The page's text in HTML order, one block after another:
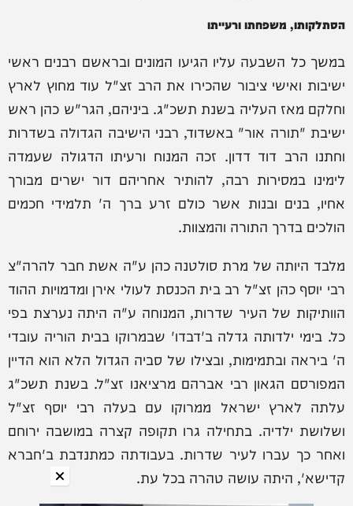
הסתלקותו, משפחתו ורעייתו
במשך כל השבעה עליו הגיעו המונים ובראשם רבנים ראשי
ישיבות ואישי ציבור שהכירו את הרב זצ"ל עוד מחוץ לארץ
וחלקם מאז העליה בשנת תשכ"ג. ביניהם, הגר"ש כהן ראש
ישיבת "תורה אור" באשדוד, רבני הישיבה הגדולה בשדרות
וחתנו הרב דוד דדון. זכה המנוח ורעיתו הדגולה שעמדה
לימינו במסירות רבה, להותיר אחריהם דור ישרים מבורך
אחיו, בנים ובנות אשר כולם זרע ברך ה' תלמידי חכמים
הולכים בדרך התורה והמצוות.
מלבד היותה של מרת סולטנה כהן ע"ה אשת חבר להרה"צ
רבי יוסף כהן זצ"ל רב בית הכנסת לעולי אירן ומדמויות ההוד
הוותיקות של העיר שדרות, המנוחה ע"ה היתה נערצת בפי
כל. בימי ילדותה גדלה ב'דבדו' שבמרוקו בבית הוריה עובדי
ה' ביראה ובתמימות, ובצילו של סביה הגדול הלא הוא הדיין
המפורסם הגאון רבי אברהם מרציאנו זצ"ל. בשנת תשכ"ג
עלתה לארץ ישראל ממרוקו עם בעלה רבי יוסף זצ"ל
ושלושת ילדיה. בתחילה גרו תקופה קצרה במושבה ירוחם
ואחר כך עברו לעיר שדרות. בעבודתה כמתנדבת ב'חברא
קדישא', היתה עושה טהרה בכל עת.